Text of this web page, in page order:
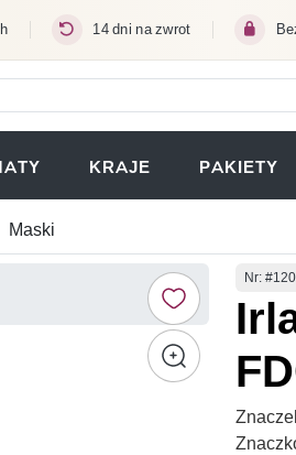
14 dni na zwrot
SIĘ W NOWEJ KARCIE)
KRAJE PAKIETY
Maski
Numer
Nr: